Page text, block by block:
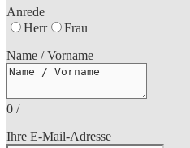
Anrede
Herr
Frau
Name / Vorname
0 /
Ihre E-Mail-Adresse